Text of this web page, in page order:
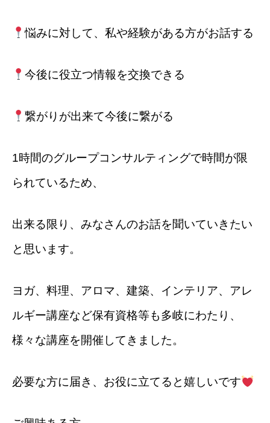
悩みに対して、私や経験がある方がお話する
今後に役立つ情報を交換できる
繋がりが出来て今後に繋がる
1時間のグループコンサルティングで時間が限
られているため、
出来る限り、みなさんのお話を聞いていきたい
と思います。
ヨガ、料理、アロマ、建築、インテリア、アレ
ルギー講座など保有資格等も多岐にわたり、
様々な講座を開催してきました。
必要な方に届き、お役に立てると嬉しいです